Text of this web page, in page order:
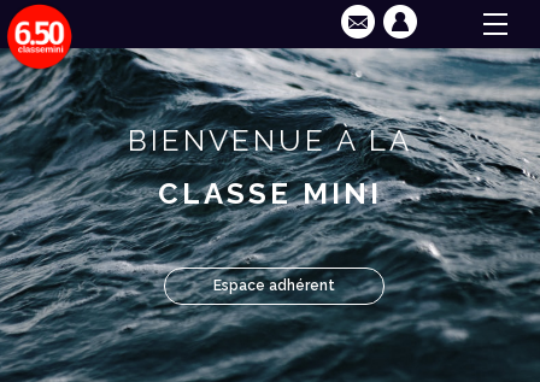
BIENVENUE À LA
CLASSE MINI
Espace adhérent